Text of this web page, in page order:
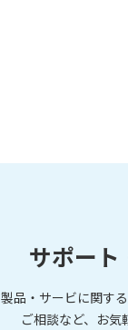
サポート
製品・サービに関す
ご相談など、お気